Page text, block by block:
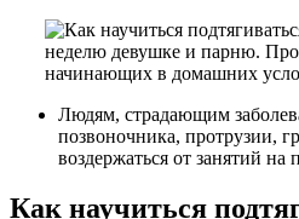
Людям, страдающим
позвоночника, протрузии,
воздержаться от занятий на
Как научиться